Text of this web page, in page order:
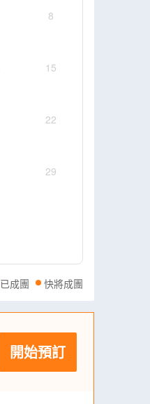
8
15
22
29
已成團 快將成團
開始預訂